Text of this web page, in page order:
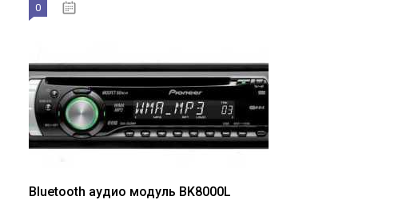
0
Bluetooth аудио модуль BK8000L